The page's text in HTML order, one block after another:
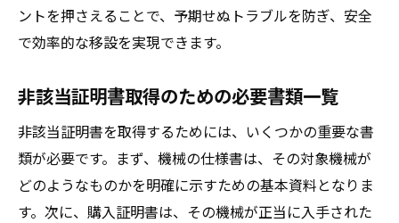
証明書取得で避けられるリスクとは
トラブル回避のための重要なステップ
未然に防ぐためのプロフェッショナルの知
恵
ントを押さえることで、予期せぬトラブルを防ぎ、安全
で効率的な移設を実現できます。
非該当証明書取得のための必要書類一覧
非該当証明書を取得するためには、いくつかの重要な書
類が必要です。まず、機械の仕様書は、その対象機械が
どのようなものかを明確に示すための基本資料となりま
す。次に、購入証明書は、その機械が正当に入手された